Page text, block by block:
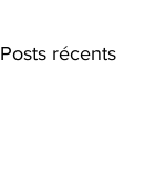
Posts récents